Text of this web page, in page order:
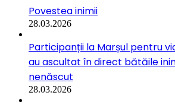
Povestea inimii
28.03.2026
Participanții la Marșul pentru
au ascultat în direct bătăile
nenăscut
28.03.2026